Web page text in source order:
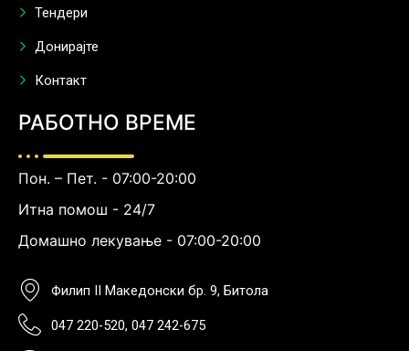
Тендери
Донирајте
Контакт
РАБОТНО ВРЕМЕ
Пон. – Пет. - 07:00-20:00
Итна помош - 24/7
Домашно лекување - 07:00-20:00
Филип II Македонски бр. 9, Битола
047 220-520, 047 242-675